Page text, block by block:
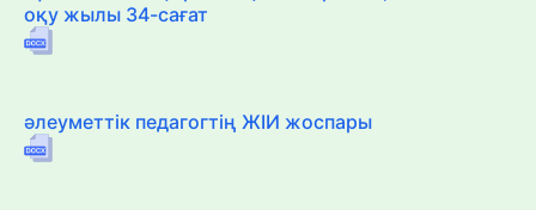
оқу жылы 34-сағат
әлеуметтік педагогтің ЖІИ жоспары